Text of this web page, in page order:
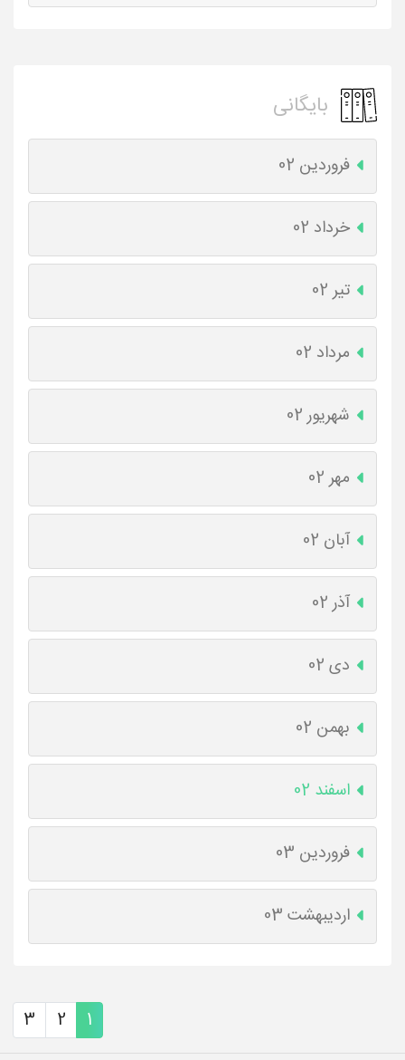
بایگانی
فروردین 02
خرداد 02
تیر 02
مرداد 02
شهریور 02
مهر 02
آبان 02
آذر 02
دی 02
بهمن 02
اسفند 02
فروردین 03
اردیبهشت 03
1
2
3